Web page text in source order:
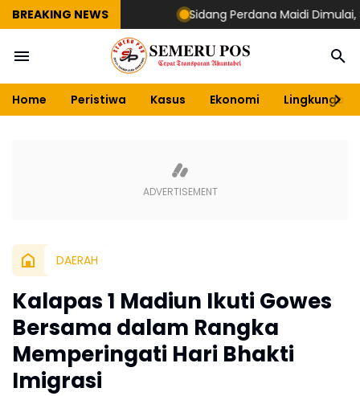
BREAKING NEWS Sidang Perdana Maidi Dimulai,
Home Peristiwa Kasus Ekonomi Lingkungan
DAERAH
Kalapas 1 Madiun Ikuti Gowes
Bersama dalam Rangka
Memperingati Hari Bhakti
Imigrasi